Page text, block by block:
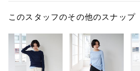
このスタッフのその他のスナップ